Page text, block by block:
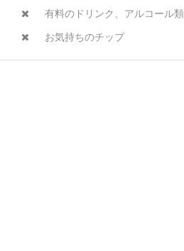
有料のドリンク、アルコール類
お気持ちのチップ